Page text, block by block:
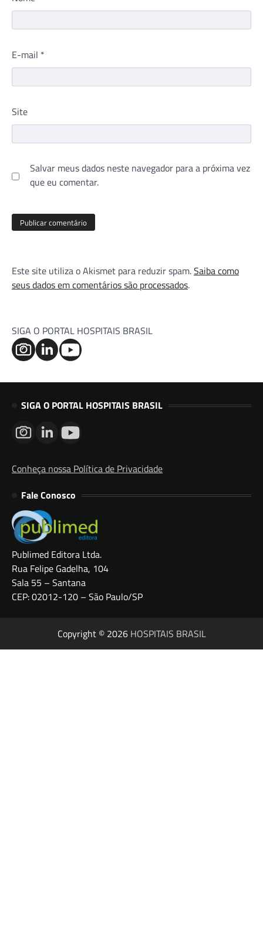
E-mail *
Site
Salvar meus dados neste navegador para a próxima vez
que eu comentar.
Este site utiliza o Akismet para reduzir spam.Saiba como
seus dados em comentários são processados.
SIGA O PORTAL HOSPITAIS BRASIL
SIGA O PORTAL HOSPITAIS BRASIL
Conheça nossa Política de Privacidade
Fale Conosco
Publimed Editora Ltda.
Rua Felipe Gadelha, 104
Sala 55 – Santana
CEP: 02012-120 – São Paulo/SP
Copyright © 2026 HOSPITAIS BRASIL